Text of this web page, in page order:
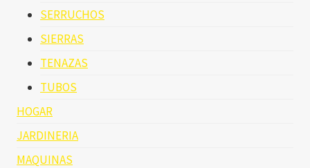
SERRUCHOS
SIERRAS
TENAZAS
TUBOS
HOGAR
JARDINERIA
MAQUINAS